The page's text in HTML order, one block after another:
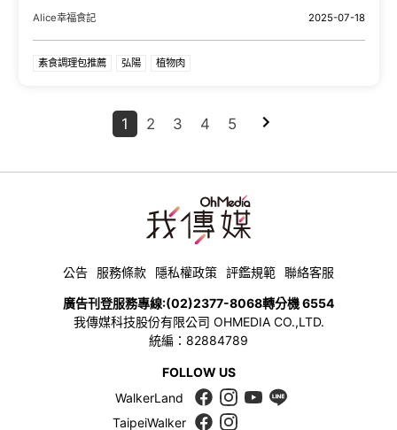
Alice幸福食記 2025-07-18
素食調理包推薦 弘陽 植物肉
1 2 3 4 5
公告 服務條款 隱私權政策 評鑑規範 聯絡客服
廣告刊登服務專線:(02)2377-8068轉分機 6554
我傳媒科技股份有限公司 OHMEDIA CO.,LTD.
統編：82884789
FOLLOW US
WalkerLand
TaipeiWalker